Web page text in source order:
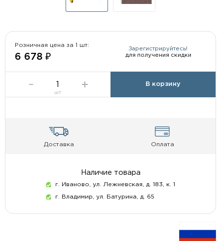
Розничная цена за 1 шт:
6 678 ₽
Зарегистрируйтесь!
для получения скидки
шт
В корзину
Доставка Оплата
Наличие товара
г. Иваново, ул. Лежневская, д. 183, к. 1
г. Владимир, ул. Батурина, д. 65